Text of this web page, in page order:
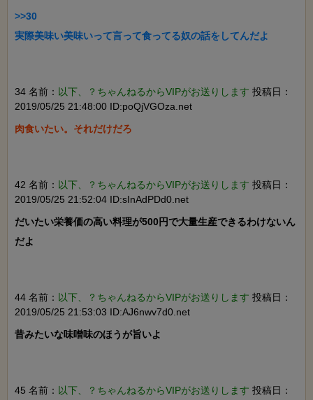
>>30
実際美味い美味いって言って食ってる奴の話をしてんだよ
34 名前： 以下、？ちゃんねるからVIPがお送りします 投稿日：
2019/05/25 21:48:00 ID:poQjVGOza.net
肉食いたい。それだけだろ
42 名前： 以下、？ちゃんねるからVIPがお送りします 投稿日：
2019/05/25 21:52:04 ID:sInAdPDd0.net
だいたい栄養価の高い料理が500円で大量生産できるわけないん
だよ
44 名前： 以下、？ちゃんねるからVIPがお送りします 投稿日：
2019/05/25 21:53:03 ID:AJ6nwv7d0.net
昔みたいな味噌味のほうが旨いよ
45 名前： 以下、？ちゃんねるからVIPがお送りします 投稿日：